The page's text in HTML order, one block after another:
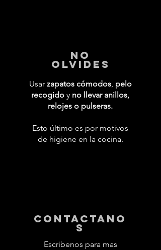
No
Olvides
Usar zapatos cómodos, pelo
recogido y no llevar anillos,
relojes o pulseras.
Esto último es por motivos
de higiene en la cocina.
contactano
s
Escribenos para mas